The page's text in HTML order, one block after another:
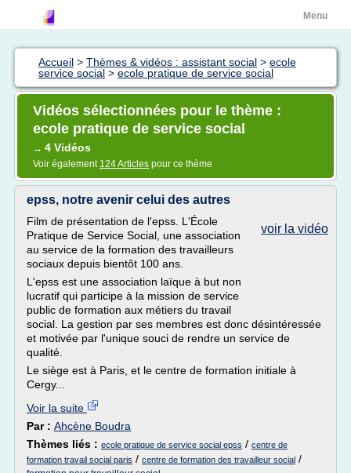
Menu
Accueil > Thèmes & vidéos : assistant social > ecole
service social > ecole pratique de service social
Vidéos sélectionnées pour le thème :
ecole pratique de service social
→ 4 Vidéos
Voir également 124 Articles pour ce thème
epss, notre avenir celui des autres
voir la vidéo
Film de présentation de l'epss. L'École
Pratique de Service Social, une association
au service de la formation des travailleurs
sociaux depuis bientôt 100 ans.
L'epss est une association laïque à but non
lucratif qui participe à la mission de service
public de formation aux métiers du travail
social. La gestion par ses membres est donc désintéressée
et motivée par l'unique souci de rendre un service de
qualité.
Le siège est à Paris, et le centre de formation initiale à
Cergy...
Voir la suite
Par : Ahcène Boudra
Thèmes liés : ecole pratique de service social epss / centre de
formation travail social paris / centre de formation des travailleur social /